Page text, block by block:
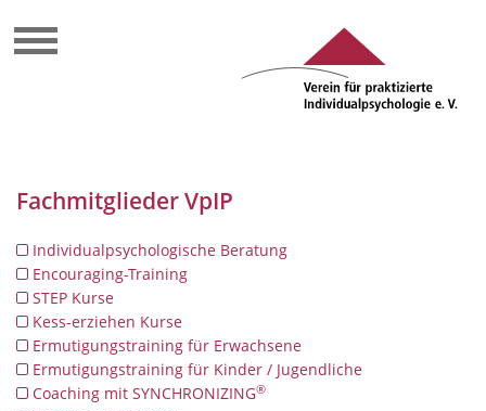
Fachmitglieder VpIP
Individualpsychologische Beratung
Encouraging-Training
STEP Kurse
Kess-erziehen Kurse
Ermutigungstraining für Erwachsene
Ermutigungstraining für Kinder / Jugendliche
Coaching mit SYNCHRONIZING®